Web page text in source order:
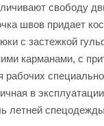
свободу
швов придает
с застежкой
карманами, с
рабочих
в
летней